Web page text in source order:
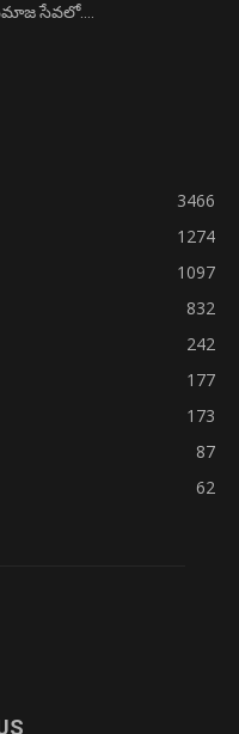
సేవలో….
3466
1274
1097
832
242
177
173
87
62